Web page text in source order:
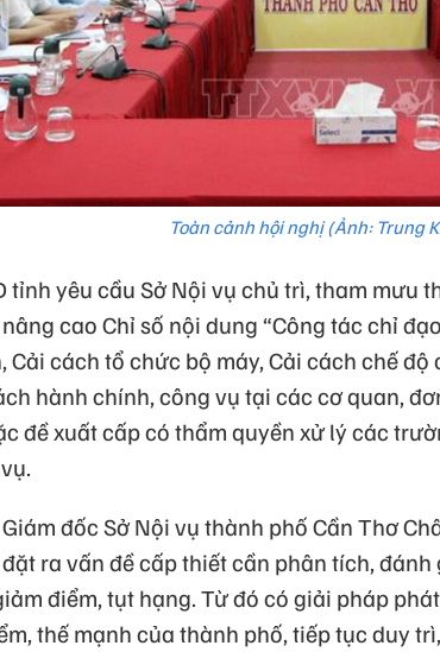
Toàn cảnh hội nghị (Ảnh: Trung
tỉnh yêu cầu Sở Nội vụ chủ trì, tham mưu
cao Chỉ số nội dung “Công tác chỉ
Cải cách tổ chức bộ máy, Cải cách chế
hành chính, công vụ tại các cơ quan,
đề xuất cấp có thẩm quyền xử lý các
đốc Sở Nội vụ thành phố Cần Thơ
ra vấn đề cấp thiết cần phân tích,
điểm, tụt hạng. Từ đó có giải pháp
thế mạnh của thành phố, tiếp tục duy